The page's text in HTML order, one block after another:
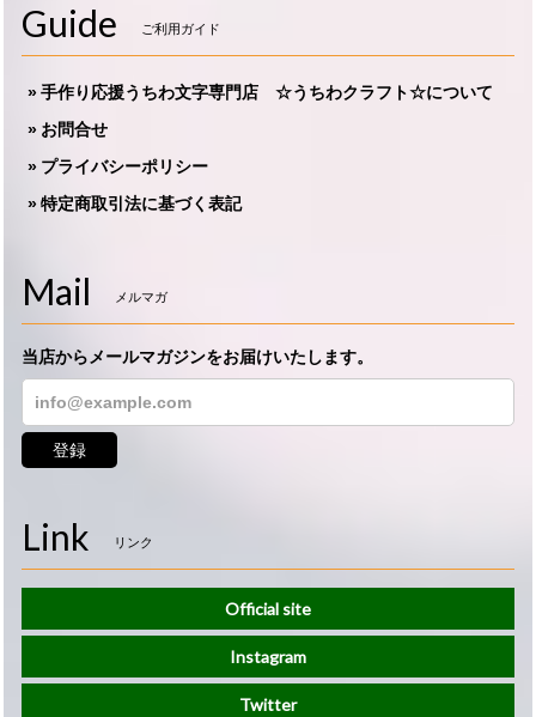
Guide ご利用ガイド
手作り応援うちわ文字専門店 ☆うちわクラフト☆について
お問合せ
プライバシーポリシー
特定商取引法に基づく表記
Mail メルマガ
当店からメールマガジンをお届けいたします。
登録
Link リンク
Official site
Instagram
Twitter